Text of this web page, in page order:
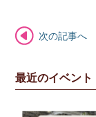
次の記事へ
最近のイベント